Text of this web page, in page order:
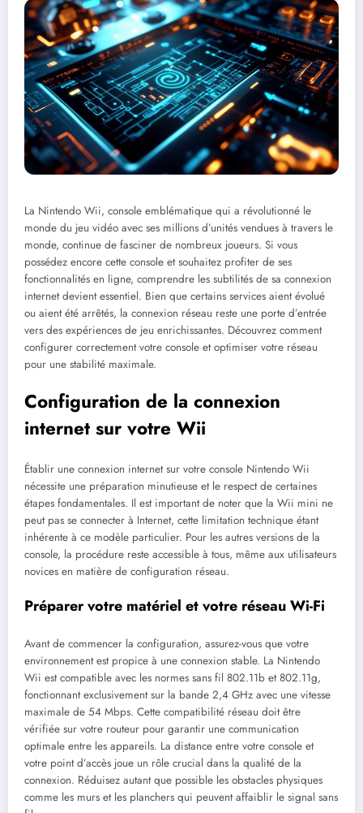
La Nintendo Wii, console emblématique qui a révolutionné le
monde du jeu vidéo avec ses millions d’unités vendues à travers le
monde, continue de fasciner de nombreux joueurs. Si vous
possédez encore cette console et souhaitez profiter de ses
fonctionnalités en ligne, comprendre les subtilités de sa connexion
internet devient essentiel. Bien que certains services aient évolué
ou aient été arrêtés, la connexion réseau reste une porte d’entrée
vers des expériences de jeu enrichissantes. Découvrez comment
configurer correctement votre console et optimiser votre réseau
pour une stabilité maximale.
Configuration de la connexion
internet sur votre Wii
Établir une connexion internet sur votre console Nintendo Wii
nécessite une préparation minutieuse et le respect de certaines
étapes fondamentales. Il est important de noter que la Wii mini ne
peut pas se connecter à Internet, cette limitation technique étant
inhérente à ce modèle particulier. Pour les autres versions de la
console, la procédure reste accessible à tous, même aux utilisateurs
novices en matière de configuration réseau.
Préparer votre matériel et votre réseau Wi-Fi
Avant de commencer la configuration, assurez-vous que votre
environnement est propice à une connexion stable. La Nintendo
Wii est compatible avec les normes sans fil 802.11b et 802.11g,
fonctionnant exclusivement sur la bande 2,4 GHz avec une vitesse
maximale de 54 Mbps. Cette compatibilité réseau doit être
vérifiée sur votre routeur pour garantir une communication
optimale entre les appareils. La distance entre votre console et
votre point d’accès joue un rôle crucial dans la qualité de la
connexion. Réduisez autant que possible les obstacles physiques
comme les murs et les planchers qui peuvent affaiblir le signal sans